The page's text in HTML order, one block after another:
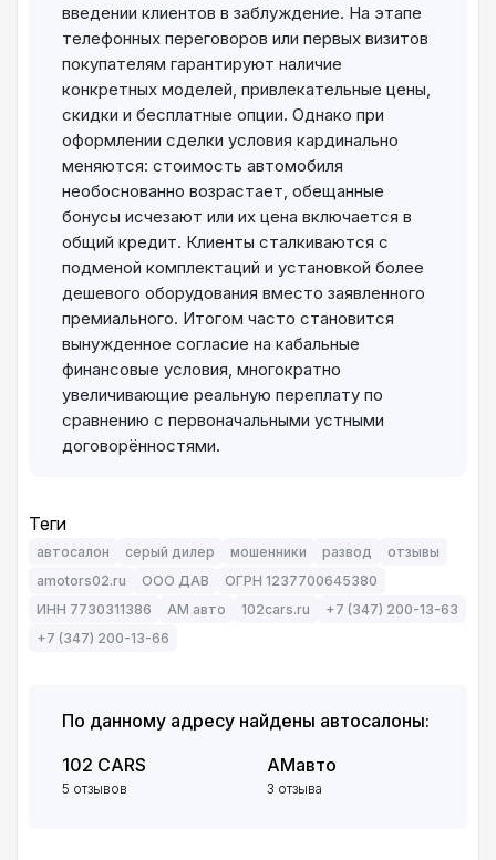
введении клиентов в заблуждение. На этапе
телефонных переговоров или первых визитов
покупателям гарантируют наличие
конкретных моделей, привлекательные цены,
скидки и бесплатные опции. Однако при
оформлении сделки условия кардинально
меняются: стоимость автомобиля
необоснованно возрастает, обещанные
бонусы исчезают или их цена включается в
общий кредит. Клиенты сталкиваются с
подменой комплектаций и установкой более
дешевого оборудования вместо заявленного
премиального. Итогом часто становится
вынужденное согласие на кабальные
финансовые условия, многократно
увеличивающие реальную переплату по
сравнению с первоначальными устными
договорённостями.
Теги
автосалон серый дилер мошенники развод
отзывы
amotors02.ru
ООО ДАВ
ОГРН 1237700645380
ИНН 7730311386
АМ авто 102cars.ru
+7 (347) 200-13-63
+7 (347) 200-13-66
По данному адресу найдены автосалоны:
102 CARS
5 отзывов
АМавто
3 отзыва